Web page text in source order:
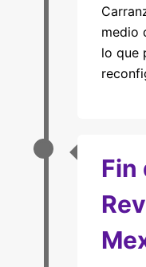
medio
lo que
Fin